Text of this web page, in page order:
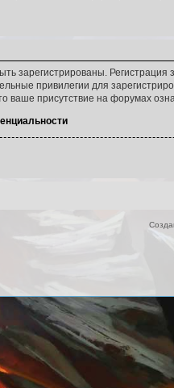
зарегистрированы.
привилегии для
присутствие на форумах